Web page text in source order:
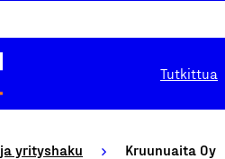
Tutkittua
yrityshaku Kruunuaita Oy